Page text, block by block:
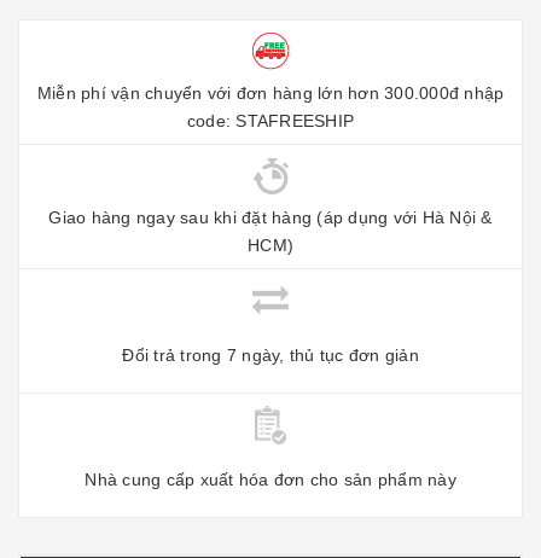
Miễn phí vận chuyển với đơn hàng lớn hơn 300.000đ nhập
code: STAFREESHIP
Giao hàng ngay sau khi đặt hàng (áp dụng với Hà Nội &
HCM)
Đổi trả trong 7 ngày, thủ tục đơn giản
Nhà cung cấp xuất hóa đơn cho sản phẩm này